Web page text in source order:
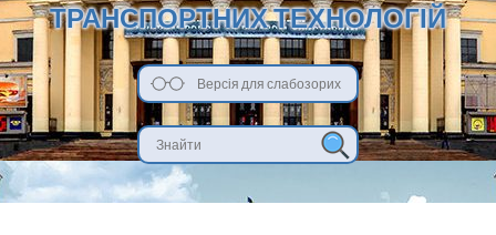
ТРАНСПОРТНИХ ТЕХНОЛОГІЙ
Версія для слабозорих